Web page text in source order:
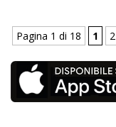
Pagina 1 di 18 1 2